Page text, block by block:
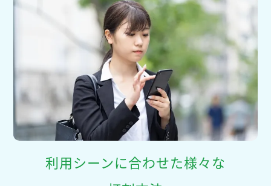
利用シーンに合わせた様々な